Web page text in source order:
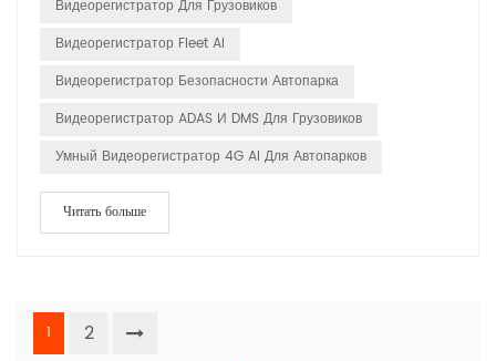
предупреждения в кабине,...
Видеорегистратор Для Грузовиков
Видеорегистратор Fleet AI
Видеорегистратор Безопасности Автопарка
Видеорегистратор ADAS И DMS Для Грузовиков
Умный Видеорегистратор 4G AI Для Автопарков
Читать больше
1 2